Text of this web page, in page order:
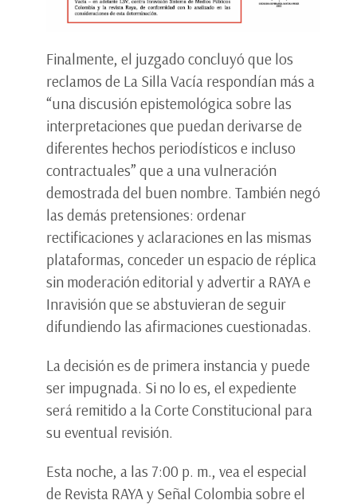
Finalmente, el juzgado concluyó que los
reclamos de La Silla Vacía respondían más a
“una discusión epistemológica sobre las
interpretaciones que puedan derivarse de
diferentes hechos periodísticos e incluso
contractuales” que a una vulneración
demostrada del buen nombre. También negó
las demás pretensiones: ordenar
rectificaciones y aclaraciones en las mismas
plataformas, conceder un espacio de réplica
sin moderación editorial y advertir a RAYA e
Inravisión que se abstuvieran de seguir
difundiendo las afirmaciones cuestionadas.
La decisión es de primera instancia y puede
ser impugnada. Si no lo es, el expediente
será remitido a la Corte Constitucional para
su eventual revisión.
Esta noche, a las 7:00 p. m., vea el especial
de Revista RAYA y Señal Colombia sobre el